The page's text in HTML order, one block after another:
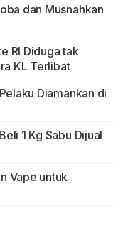
dan Musnahkan
RI Diduga tak
KL Terlibat
Diamankan di
1 Kg Sabu Dijual
Vape untuk